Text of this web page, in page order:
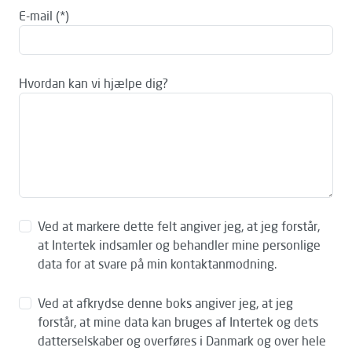
E-mail
Hvordan kan vi hjælpe dig?
Ved at markere dette felt angiver jeg, at jeg forstår,
at Intertek indsamler og behandler mine personlige
data for at svare på min kontaktanmodning.
Ved at afkrydse denne boks angiver jeg, at jeg
forstår, at mine data kan bruges af Intertek og dets
datterselskaber og overføres i Danmark og over hele